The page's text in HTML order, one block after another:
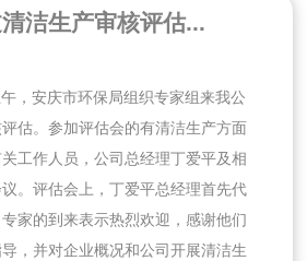
洁生产审核评估...
，安庆市环保局组织专家组来我公
估。参加评估会的有清洁生产方面
工作人员，公司总经理丁爱平及相
。评估会上，丁爱平总经理首先代
家的到来表示热烈欢迎，感谢他们
，并对企业概况和公司开展清洁生